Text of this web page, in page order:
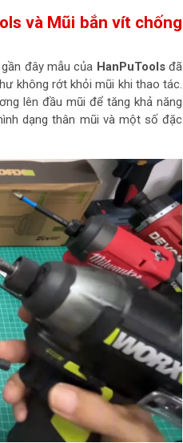
và Mũi bắn vít chống
đây mẫu của HanPuToolsđã
không rớt khỏi mũi khi thao tác.
lên đầu mũi để tăng khả năng
dạng thân mũi và một số đặc